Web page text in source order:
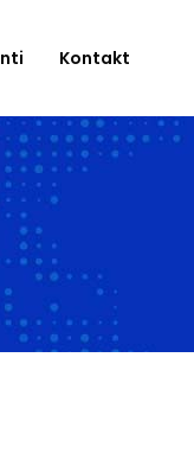
Kontakt